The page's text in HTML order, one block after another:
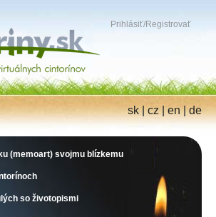
Prihlásiť/Registrovať
sk|cz|en|de
(memoart) svojmu blízkemu
so životopismi